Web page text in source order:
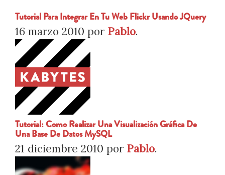
Tutorial Para Integrar En Tu Web Flickr Usando JQuery
16 marzo 2010 por Pablo.
Tutorial: Como Realizar Una Visualización Gráfica De
Una Base De Datos MySQL
21 diciembre 2010 por Pablo.